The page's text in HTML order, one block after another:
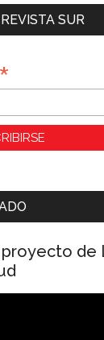
SUR
*
de